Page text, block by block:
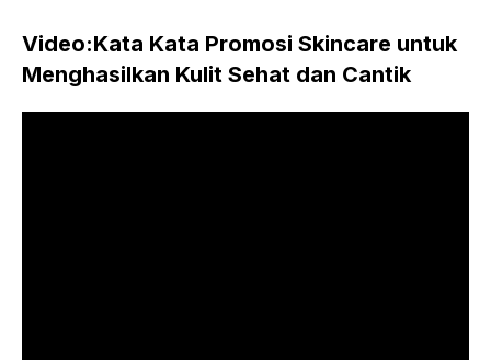
Video:Kata Kata Promosi Skincare untuk
Menghasilkan Kulit Sehat dan Cantik